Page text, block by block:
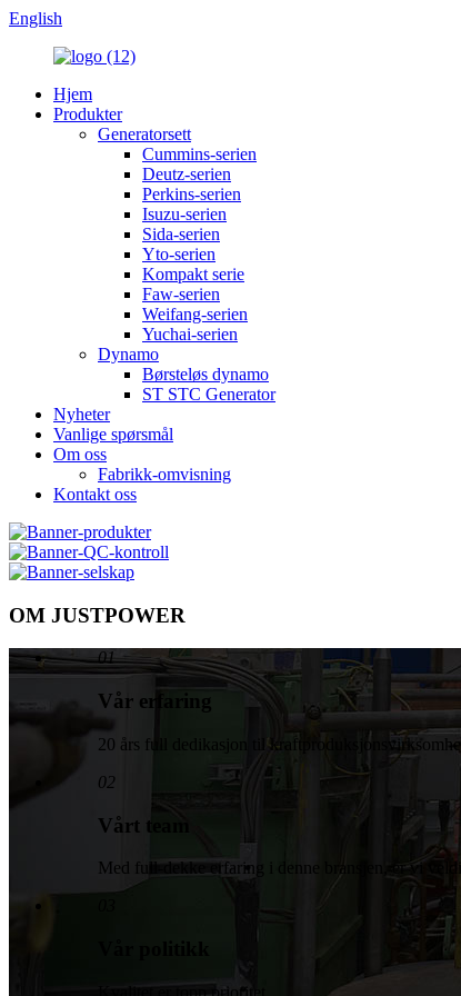
English
Hjem
Produkter
Generatorsett
Cummins-serien
Deutz-serien
Perkins-serien
Isuzu-serien
Sida-serien
Yto-serien
Kompakt serie
Faw-serien
Weifang-serien
Yuchai-serien
Dynamo
Børsteløs dynamo
ST STC Generator
Nyheter
Vanlige spørsmål
Om oss
Fabrikk-omvisning
Kontakt oss
OM JUSTPOWER
01
Vår erfaring
20 års full dedikasjon til
02
Vårt team
Med full-dekke erfaring i denne bransjen, er vi
Kvalitet er topp prioritet.